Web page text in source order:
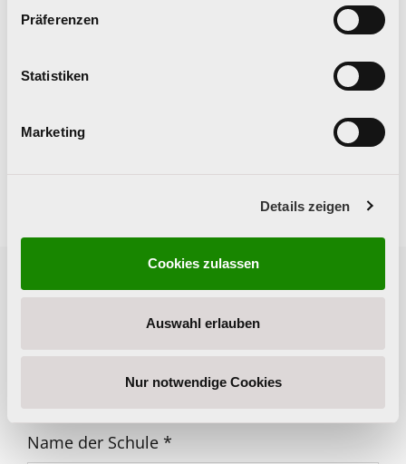
Präferenzen
Statistiken
Marketing
Details zeigen
Cookies zulassen
Auswahl erlauben
Nur notwendige Cookies
sonja.hoermanseder(at)praevention.at
Unverbindliches
Anfrageformular
Name der Schule *